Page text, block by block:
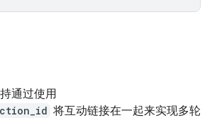
通过使用
将互动链接在一起来实现多轮